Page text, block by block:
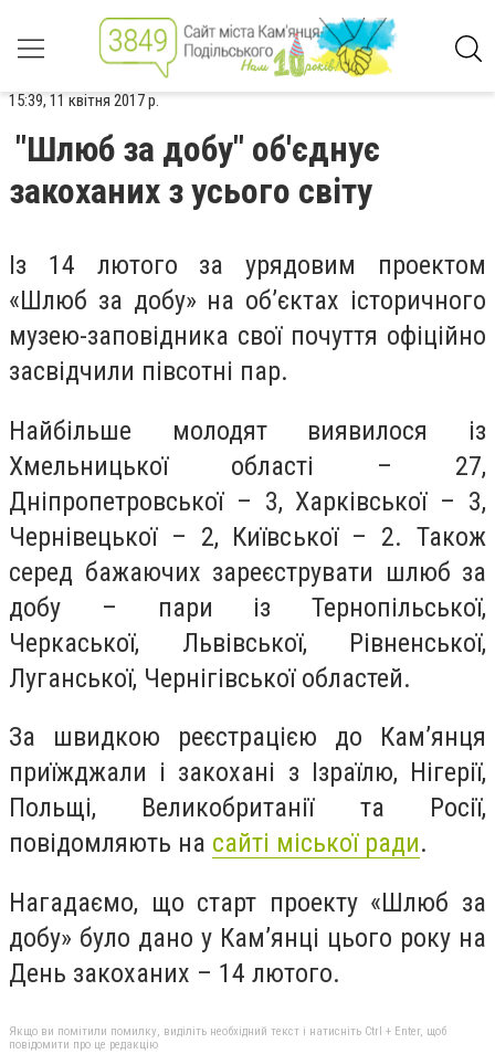
15:39, 11 квітня 2017 р.
"Шлюб за добу" об'єднує
закоханих з усього світу
Із 14 лютого за урядовим проектом
«Шлюб за добу» на об’єктах історичного
музею-заповідника свої почуття офіційно
засвідчили півсотні пар.
Найбільше молодят виявилося із
Хмельницької області – 27,
Дніпропетровської – 3, Харківської – 3,
Чернівецької – 2, Київської – 2. Також
серед бажаючих зареєструвати шлюб за
добу – пари із Тернопільської,
Черкаської, Львівської, Рівненської,
Луганської, Чернігівської областей.
За швидкою реєстрацією до Кам’янця
приїжджали і закохані з Ізраїлю, Нігерії,
Польщі, Великобританії та Росії,
повідомляють на сайті міської ради.
Нагадаємо, що старт проекту «Шлюб за
добу» було дано у Кам’янці цього року на
День закоханих – 14 лютого.
Якщо ви помітили помилку, виділіть необхідний текст і натисніть Ctrl + Enter, щоб
повідомити про це редакцію